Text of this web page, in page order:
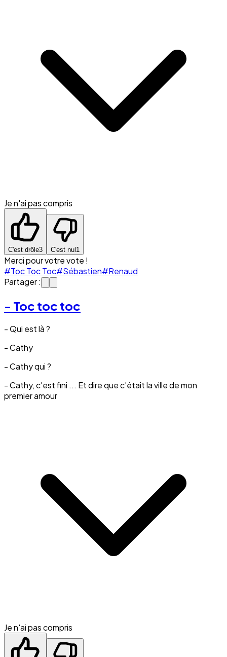
Je n'ai pas compris
C'est drôle3 C'est nul1
Merci pour votre vote !
#Toc Toc Toc#Sébastien#Renaud
Partager :
- Toc toc toc
- Qui est là ?
- Cathy
- Cathy qui ?
- Cathy, c'est fini ... Et dire que c'était la ville de mon
premier amour
Je n'ai pas compris